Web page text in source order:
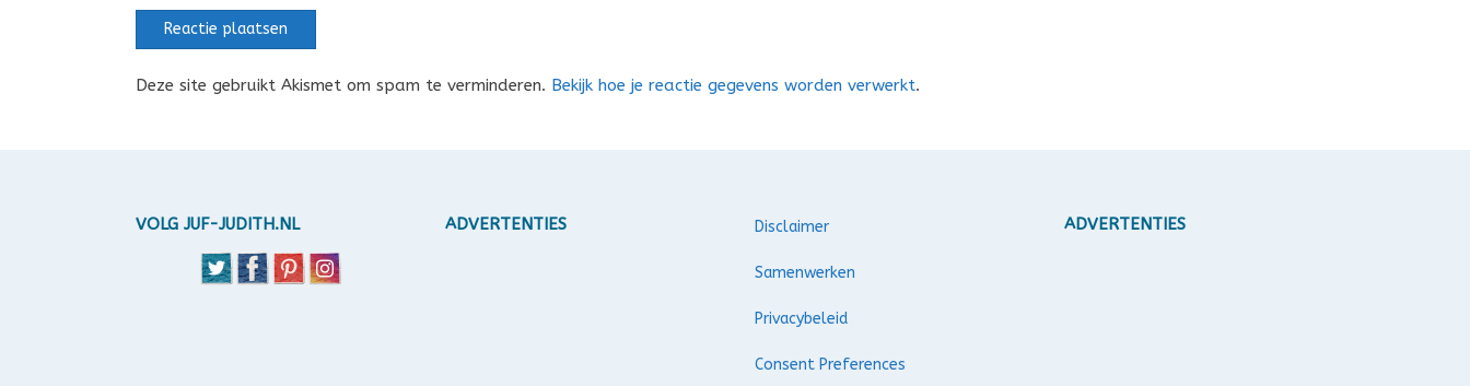
Deze site gebruikt Akismet om spam te verminderen. Bekijk hoe je reactie gegevens worden verwerkt.
VOLG JUF-JUDITH.NL ADVERTENTIES Disclaimer
Samenwerken
Privacybeleid
Consent Preferences
ADVERTENTIES